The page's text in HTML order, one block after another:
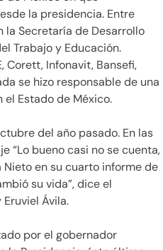
la presidencia. Entre
Secretaría de Desarrollo
Trabajo y Educación.
Corett, Infonavit, Bansefi,
se hizo responsable de una
el Estado de México.
del año pasado. En las
“Lo bueno casi no se cuenta,
Nieto en su cuarto informe de
su vida”, dice el
Ávila.
por el gobernador